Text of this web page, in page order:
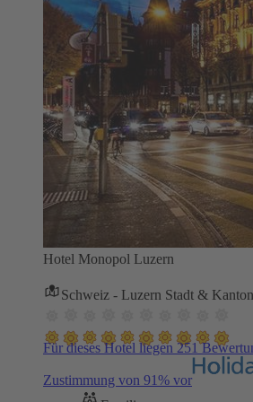
Hotel Monopol Luzern
Schweiz - Luzern Stadt &
Für dieses Hotel liegen 251
Zustimmung von 91% vor